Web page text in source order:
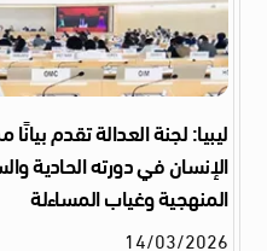
ليبيا: لجنة العدالة تقدم
الإنسان في دورته الحادية
المنهجية وغياب المساءلة
14/03/2026